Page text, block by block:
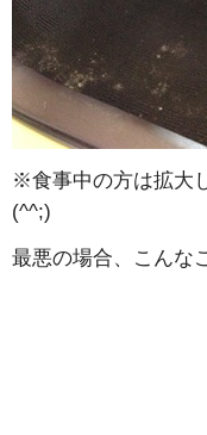
※食事中の方は拡大
(^^;)
最悪の場合、こんな